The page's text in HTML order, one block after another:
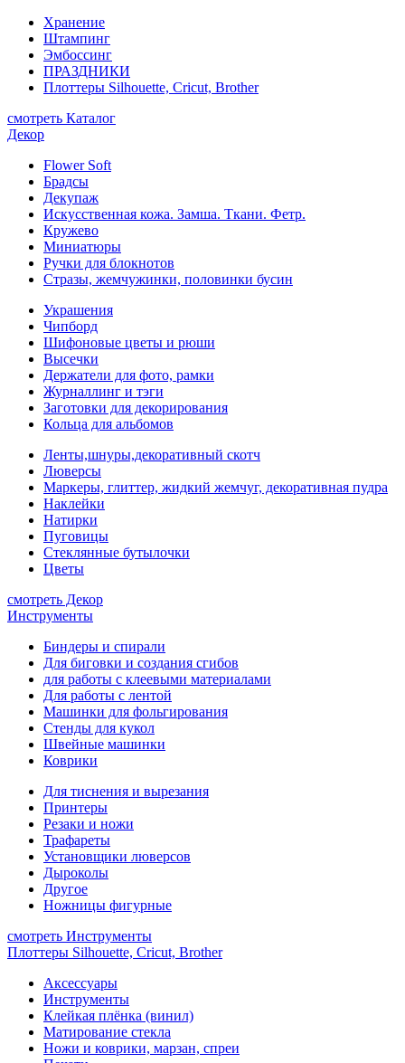
Хранение
Штампинг
Эмбоссинг
ПРАЗДНИКИ
Плоттеры Silhouette, Cricut, Brother
смотреть Каталог
Декор
Flower Soft
Брадсы
Декупаж
Искусственная кожа. Замша. Ткани. Фетр.
Кружево
Миниатюры
Ручки для блокнотов
Стразы, жемчужинки, половинки бусин
Украшения
Чипборд
Шифоновые цветы и рюши
Высечки
Держатели для фото, рамки
Журналлинг и тэги
Заготовки для декорирования
Кольца для альбомов
Ленты,шнуры,декоративный скотч
Люверсы
Маркеры, глиттер, жидкий жемчуг, декоративная пудра
Наклейки
Натирки
Пуговицы
Стеклянные бутылочки
Цветы
смотреть Декор
Инструменты
Биндеры и спирали
Для биговки и создания сгибов
для работы с клеевыми материалами
Для работы с лентой
Машинки для фольгирования
Стенды для кукол
Швейные машинки
Коврики
Для тиснения и вырезания
Принтеры
Резаки и ножи
Трафареты
Установщики люверсов
Дыроколы
Другое
Ножницы фигурные
смотреть Инструменты
Плоттеры Silhouette, Cricut, Brother
Аксессуары
Инструменты
Клейкая плёнка (винил)
Матирование стекла
Ножи и коврики, марзан, спреи